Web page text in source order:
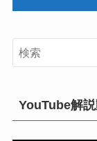
YouTube解